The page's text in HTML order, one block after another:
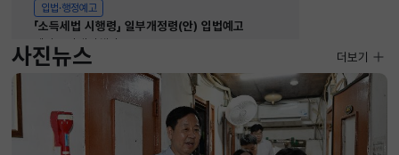
입법·행정예고
「소득세법 시행령」 일부개정령(안) 입법예고
재산소비세정책관
2026-08-07 ~ 2026-09-10
사진뉴스 사진뉴스
더보기